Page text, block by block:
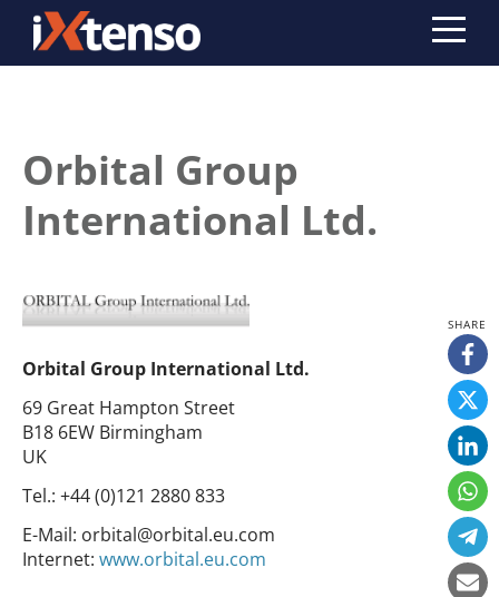
Orbital Group
International Ltd.
Orbital Group International Ltd.
69 Great Hampton Street
B18 6EW Birmingham
UK
Tel.: +44 (0)121 2880 833
E-Mail: orbital@orbital.eu.com
Internet: www.orbital.eu.com